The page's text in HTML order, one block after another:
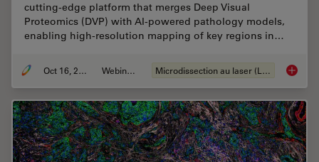
cutting-edge platform that merges Deep Visual
Proteomics (DVP) with AI-powered pathology models,
enabling high-resolution mapping of key regions in…
Oct 16, 2025 Webinaire Microdissection au laser (LMD) AI